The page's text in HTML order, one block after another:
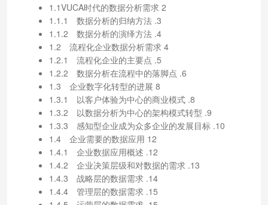
1.1VUCA时代的数据分析需求 2
1.1.1 数据分析的归纳方法 .3
1.1.2 数据分析的演绎方法 .4
1.2 流程化企业数据分析需求 4
1.2.1 流程化企业的主要点 .5
1.2.2 数据分析在流程中的落脚点 .6
1.3 企业数字化转型的进展 8
1.3.1 以客户体验为中心的商业模式 .8
1.3.2 以数据分析为中心的架构模式转型 .9
1.3.3 感知型企业成为众多企业的发展目标 .10
1.4 企业需要的数据应用 12
1.4.1 企业数据应用概述 .12
1.4.2 企业决策层级和对数据的需求 .13
1.4.3 战略层的数据需求 .14
1.4.4 管理层的数据需求 .15